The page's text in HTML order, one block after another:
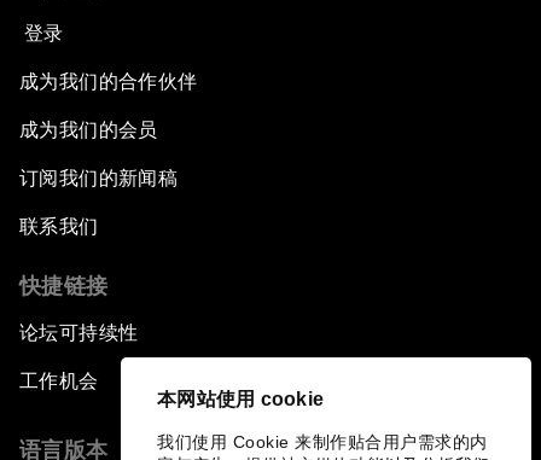
本网站使用 cookie
我们使用 Cookie 来制作贴合用户需求的内
登录
成为我们的合作伙伴
成为我们的会员
订阅我们的新闻稿
联系我们
快捷链接
论坛可持续性
工作机会
语言版本